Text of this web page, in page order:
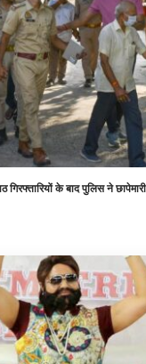
गिरफ्तारियों के बाद पुलिस ने